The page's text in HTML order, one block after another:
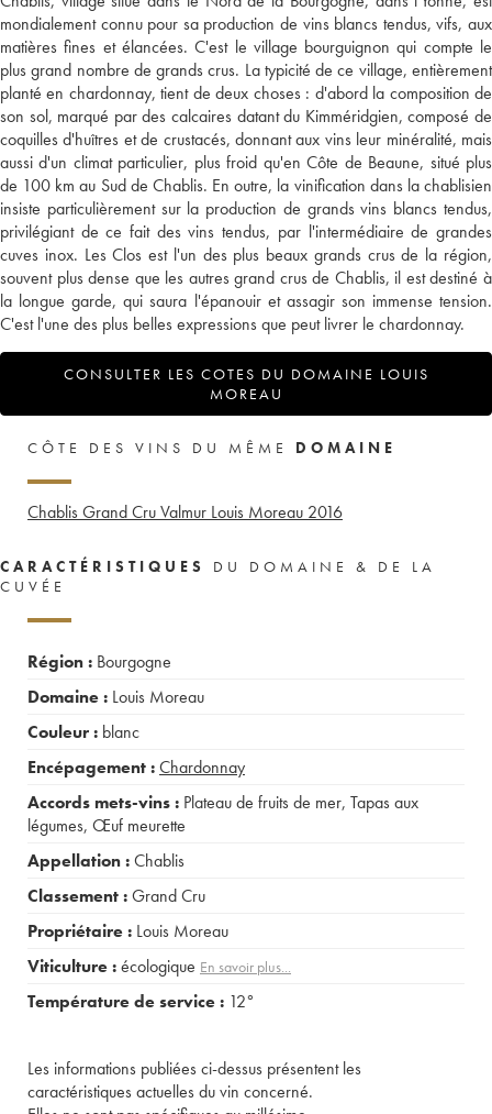
mondialement connu pour sa production de vins blancs tendus, vifs, aux
matières fines et élancées. C'est le village bourguignon qui compte le
plus grand nombre de grands crus. La typicité de ce village, entièrement
planté en chardonnay, tient de deux choses : d'abord la composition de
son sol, marqué par des calcaires datant du Kimméridgien, composé de
coquilles d'huîtres et de crustacés, donnant aux vins leur minéralité, mais
aussi d'un climat particulier, plus froid qu'en Côte de Beaune, situé plus
de 100 km au Sud de Chablis. En outre, la vinification dans la chablisien
insiste particulièrement sur la production de grands vins blancs tendus,
privilégiant de ce fait des vins tendus, par l'intermédiaire de grandes
cuves inox. Les Clos est l'un des plus beaux grands crus de la région,
souvent plus dense que les autres grand crus de Chablis, il est destiné à
la longue garde, qui saura l'épanouir et assagir son immense tension.
C'est l'une des plus belles expressions que peut livrer le chardonnay.
CONSULTER LES COTES DU DOMAINE LOUIS
MOREAU
CÔTE DES VINS DU MÊME DOMAINE
Chablis Grand Cru Valmur Louis Moreau 2016
CARACTÉRISTIQUES
DU DOMAINE & DE LA
CUVÉE
Région : Bourgogne
Domaine : Louis Moreau
Couleur : blanc
Encépagement :Chardonnay
Accords mets-vins : Plateau de fruits de mer, Tapas aux
légumes, Œuf meurette
Appellation :Chablis
Classement :Grand Cru
Propriétaire : Louis Moreau
Viticulture :écologique En savoir plus...
Température de service : 12°
Les informations publiées ci-dessus présentent les
caractéristiques actuelles du vin concerné.